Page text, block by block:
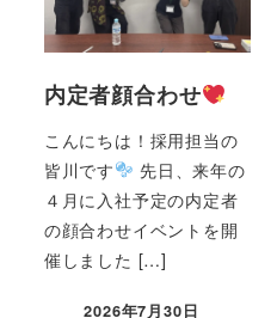
内定者顔合わせ
こんにちは！採用担当の
皆川です
先日、来年の
４月に入社予定の内定者
の顔合わせイベントを開
催しました […]
2026年7月30日